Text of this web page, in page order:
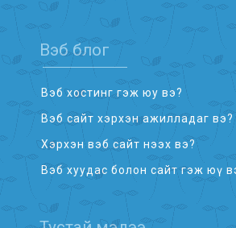
Вэб блог
Вэб хостинг гэж юу вэ?
Вэб сайт хэрхэн ажилладаг вэ?
Хэрхэн вэб сайт нээх вэ?
Вэб хуудас болон сайт гэж юү